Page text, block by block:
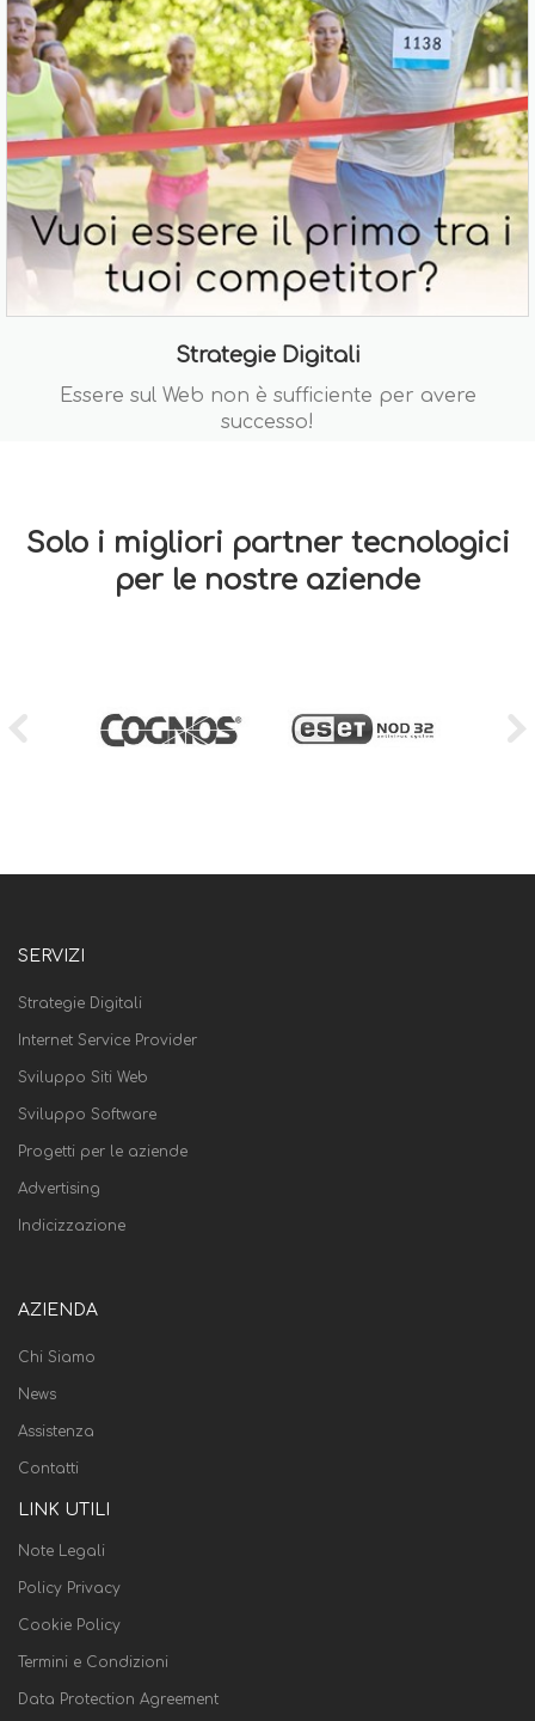
Strategie Digitali
Essere sul Web non è sufficiente per avere
successo!
Solo i migliori partner tecnologici
per le nostre aziende
SERVIZI
Strategie Digitali
Internet Service Provider
Sviluppo Siti Web
Sviluppo Software
Progetti per le aziende
Advertising
Indicizzazione
AZIENDA
Chi Siamo
News
Assistenza
Contatti
LINK UTILI
Note Legali
Policy Privacy
Cookie Policy
Termini e Condizioni
Data Protection Agreement